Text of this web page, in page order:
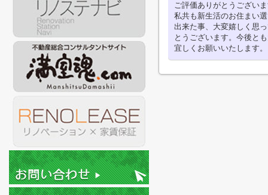
ご評価ありがとうござい
私共も新生活のお住まい
出来た事、大変嬉しく思
とうございます。今後と
宜しくお願いいたします。